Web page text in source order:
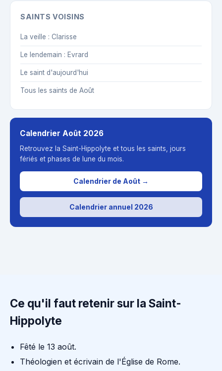
SAINTS VOISINS
La veille : Clarisse
Le lendemain : Evrard
Le saint d'aujourd'hui
Tous les saints de Août
Calendrier Août 2026
Retrouvez la Saint-Hippolyte et tous les saints, jours
fériés et phases de lune du mois.
Calendrier de Août →
Calendrier annuel 2026
Ce qu'il faut retenir sur la Saint-
Hippolyte
Fêté le 13 août.
Théologien et écrivain de l'Église de Rome.